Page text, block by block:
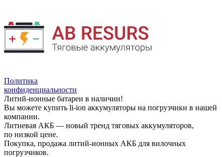
Политика
конфиденциальности
Литий-ионные батареи в наличии!
Вы можете купить li-ion аккумуляторы на погрузчики в нашей
компании.
Литиевая АКБ — новый тренд тяговых аккумуляторов,
по низкой цене.
Покупка, продажа литий-ионных АКБ для вилочных
погрузчиков.